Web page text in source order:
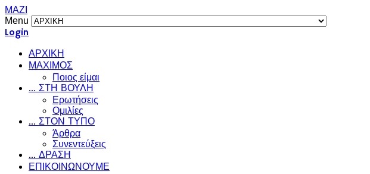
ΜΑΖΙ
Menu
Login
ΑΡΧΙΚΗ
ΜΑΧΙΜΟΣ
Ποιος είμαι
... ΣΤΗ ΒΟΥΛΗ
Ερωτήσεις
Ομιλίες
... ΣΤΟΝ ΤΥΠΟ
Άρθρα
Συνεντεύξεις
... ΔΡΑΣΗ
ΕΠΙΚΟΙΝΩΝΟΥΜΕ